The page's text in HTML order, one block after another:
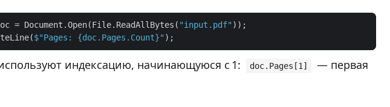
= Document.Open(File.ReadAllBytes( "input.pdf"
$"Pages: {doc.Pages.Count}"
индексацию, начинающуюся с 1: doc.Pages[1]
— первая